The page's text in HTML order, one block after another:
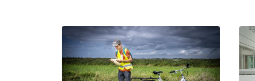
precisely. ’